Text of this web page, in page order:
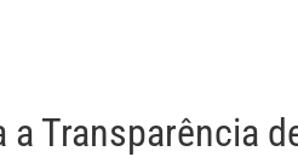
a Transparência